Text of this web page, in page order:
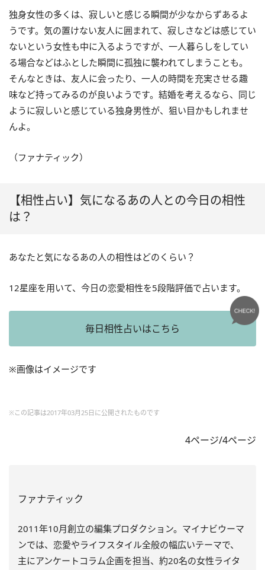
独身女性の多くは、寂しいと感じる瞬間が少なからずあるよ
うです。気の置けない友人に囲まれて、寂しさなどは感じてい
ないという女性も中に入るようですが、一人暮らしをしてい
る場合などはふとした瞬間に孤独に襲われてしまうことも。
そんなときは、友人に会ったり、一人の時間を充実させる趣
味など持ってみるのが良いようです。結婚を考えるなら、同じ
ように寂しいと感じている独身男性が、狙い目かもしれませ
んよ。
（ファナティック）
【相性占い】気になるあの人との今日の相性
は？
あなたと気になるあの人の相性はどのくらい？
12星座を用いて、今日の恋愛相性を5段階評価で占います。
毎日相性占いはこちら
※画像はイメージです
※この記事は2017年03月25日に公開されたものです
4ページ/4ページ
ファナティック
2011年10月創立の編集プロダクション。マイナビウーマ
ンでは、恋愛やライフスタイル全般の幅広いテーマで、
主にアンケートコラム企画を担当、約20名の女性ライタ